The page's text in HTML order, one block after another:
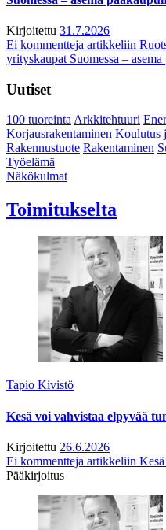
Kirjoitettu 31.7.2026
Ei kommentteja artikkeliin
yrityskaupat Suomessa –
Uutiset
100 tuoreintaArkkitehtuuri
Korjausrakentaminen Koulutus
Rakennustuote Rakentaminen
Työelämä
Näkökulmat
Toimitukselta
Tapio Kivistö
Kesä voi vahvistaa elpyvää
Kirjoitettu 26.6.2026
Ei kommentteja artikkeliin
Pääkirjoitus